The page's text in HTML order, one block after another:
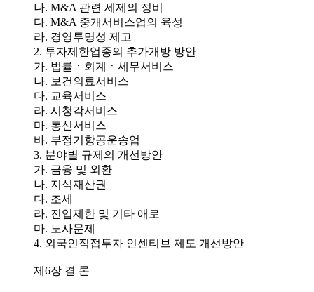
나. M&A 관련 세제의 정비
다. M&A 중개서비스업의 육성
라. 경영투명성 제고
2. 투자제한업종의 추가개방 방안
가. 법률ㆍ회계ㆍ세무서비스
나. 보건의료서비스
다. 교육서비스
라. 시청각서비스
마. 통신서비스
바. 부정기항공운송업
3. 분야별 규제의 개선방안
가. 금융 및 외환
나. 지식재산권
다. 조세
라. 진입제한 및 기타 애로
마. 노사문제
4. 외국인직접투자 인센티브 제도 개선방안
제6장 결 론